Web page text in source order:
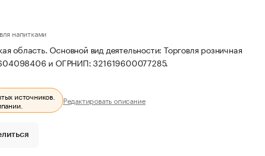
напитками
область. Основной вид деятельности: Торговля розничная
и ОГРНИП: 321619600077285.
источников.
Редактировать описание